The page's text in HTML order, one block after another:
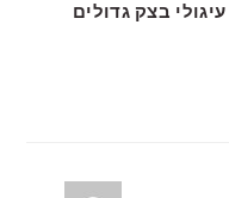
בצק גדולים